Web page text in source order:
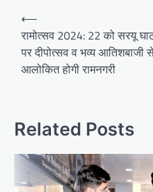
Post
navigation
⟵
रामोत्सव 2024: 22 को सरयू
पर दीपोत्सव व भव्य आतिशबाजी
आलोकित होगी रामनगरी
Related Posts